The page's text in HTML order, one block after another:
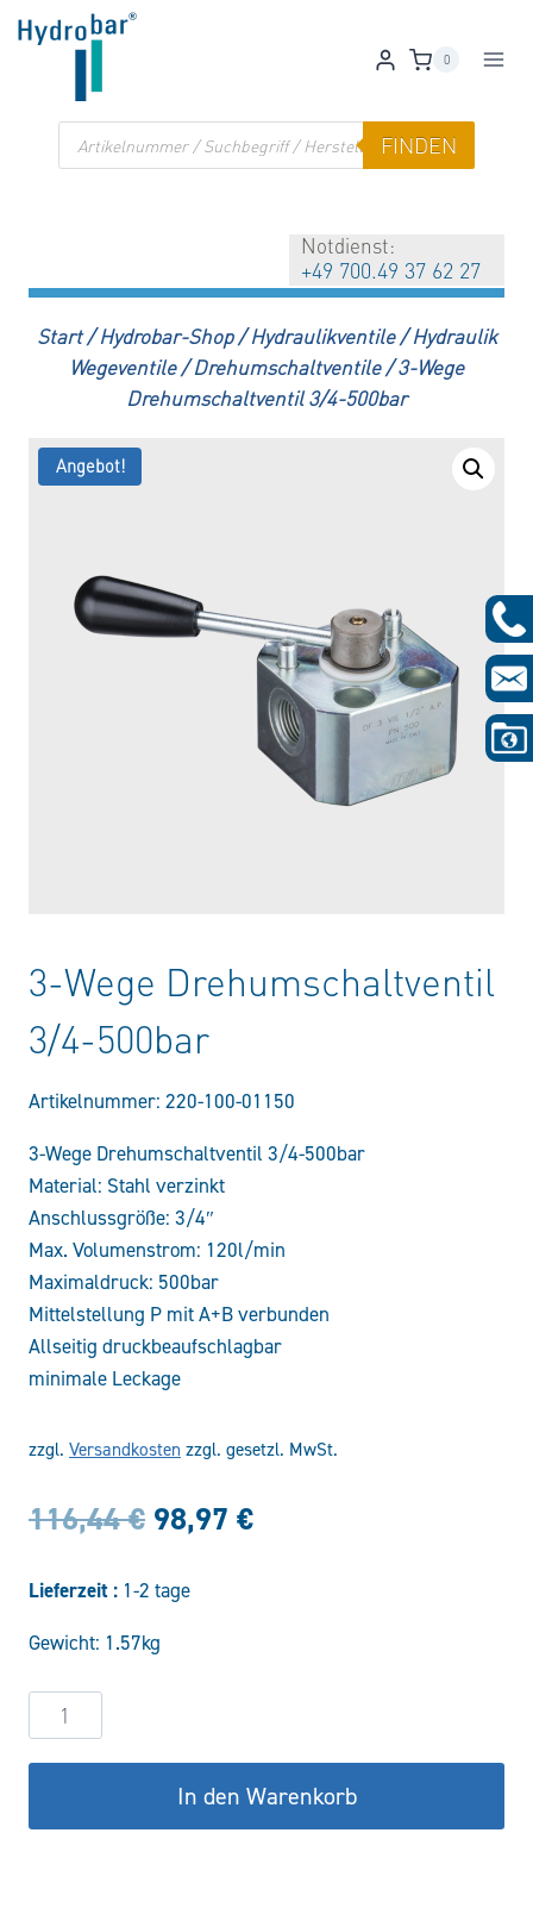
Zum
Inhalt
0
Products
search
FINDEN
Notdienst:
+49 700.49 37 62 27
Start /Hydrobar-Shop /Hydraulikventile /Hydraulik
Wegeventile / Drehumschaltventile / 3-Wege
Drehumschaltventil 3/4-500bar
Angebot!
3-Wege Drehumschaltventil
3/4-500bar
Artikelnummer: 220-100-01150
3-Wege Drehumschaltventil 3/4-500bar
Material: Stahl verzinkt
Anschlussgröße: 3/4″
Max. Volumenstrom: 120l/min
Maximaldruck: 500bar
Mittelstellung P mit A+B verbunden
Allseitig druckbeaufschlagbar
minimale Leckage
zzgl. Versandkosten zzgl. gesetzl. MwSt.
116,44€ Ursprünglicher
war:
116,44 €
98,97 €Aktueller
Lieferzeit : 1-2 tage
Gewicht: 1.57kg
Wege
Drehumschaltventil
500bar
In den Warenkorb